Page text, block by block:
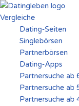
Zum
Inhalt
springen
Vergleiche
Dating-Seiten
Singlebörsen
Partnerbörsen
Dating-Apps
Partnersuche ab
Partnersuche ab
Partnersuche ab